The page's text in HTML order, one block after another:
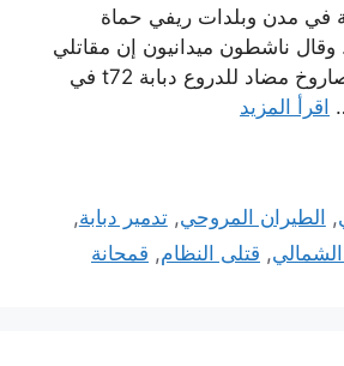
في مدن وبلدات ريفي حماة
ناشطون ميدانيون إن مقاتلي
المعارضة قصفوا بصاروخ مضاد للدروع دبابة t72 في
اقرأ المزيد
, الطيران المروحي,تدمير دبابة,
, قتلى النظام, قمحانة